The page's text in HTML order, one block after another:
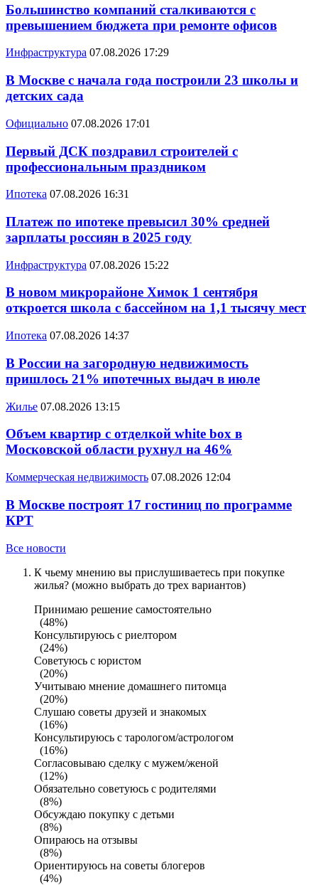
Большинство компаний сталкиваются с
превышением бюджета при ремонте офисов
Инфраструктура 07.08.2026 17:29
В Москве с начала года построили 23 школы и
детских сада
Официально 07.08.2026 17:01
Первый ДСК поздравил строителей с
профессиональным праздником
Ипотека 07.08.2026 16:31
Платеж по ипотеке превысил 30% средней
зарплаты россиян в 2025 году
Инфраструктура 07.08.2026 15:22
В новом микрорайоне Химок 1 сентября
откроется школа с бассейном на 1,1 тысячу мест
Ипотека 07.08.2026 14:37
В России на загородную недвижимость
пришлось 21% ипотечных выдач в июле
Жилье 07.08.2026 13:15
Объем квартир с отделкой white box в
Московской области рухнул на 46%
Коммерческая недвижимость 07.08.2026 12:04
В Москве построят 17 гостиниц по программе
КРТ
Все новости
К чьему мнению вы прислушиваетесь при покупке
жилья? (можно выбрать до трех вариантов)
Принимаю решение самостоятельно
(48%)
Консультируюсь с риелтором
(24%)
Советуюсь с юристом
(20%)
Учитываю мнение домашнего питомца
(20%)
Слушаю советы друзей и знакомых
(16%)
Консультируюсь с тарологом/астрологом
(16%)
Согласовываю сделку с мужем/женой
(12%)
Обязательно советуюсь с родителями
(8%)
Обсуждаю покупку с детьми
(8%)
Опираюсь на отзывы
(8%)
Ориентируюсь на советы блогеров
(4%)